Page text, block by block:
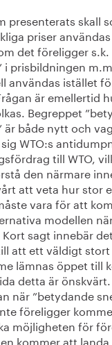
presenterats skall
priser
det föreligger
prisbildningen
användas istället
är emellertid
Begreppet
är både nytt och
WTO:s
till WTO,
den närmare
att veta hur stor
vara för att
modellen
sagt innebär
att ett väldigt stort
lämnas öppet till
detta är
när ”betydande
föreligger
möjligheten för
kommer att landa